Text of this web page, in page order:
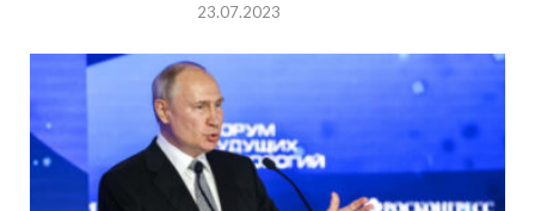
23.07.2023